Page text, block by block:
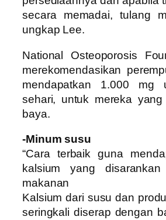
secara memadai, tulang
ungkap Lee.
National Osteoporosis
merekomendasikan
mendapatkan 1.000 mg
sehari, untuk mereka
baya.
-Minum susu
“Cara terbaik guna
kalsium yang
makanan
Kalsium dari susu dan
seringkali diserap dengan